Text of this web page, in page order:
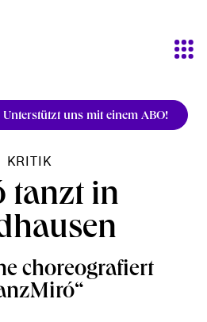
Unterstützt uns mit einem ABO!
KRITIK
tanzt in
choreografiert